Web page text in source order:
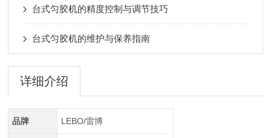
台式匀胶机的精度控制与调节技巧
台式匀胶机的维护与保养指南
详细介绍
品牌 LEBO/雷博